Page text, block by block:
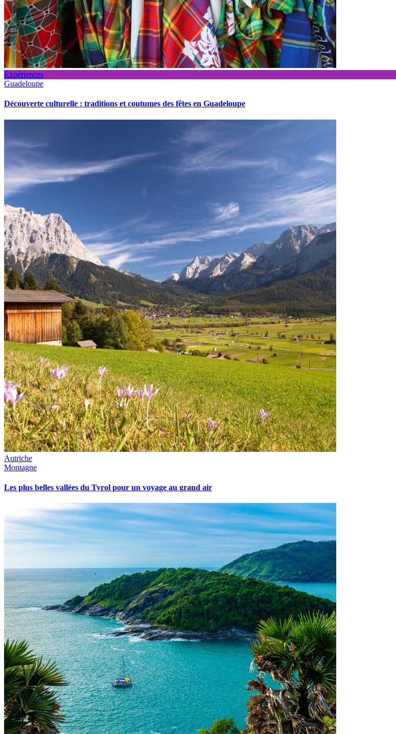
Expériences
Guadeloupe
Découverte culturelle : traditions et coutumes des fêtes en Guadeloupe
Autriche
Montagne
Les plus belles vallées du Tyrol pour un voyage au grand air